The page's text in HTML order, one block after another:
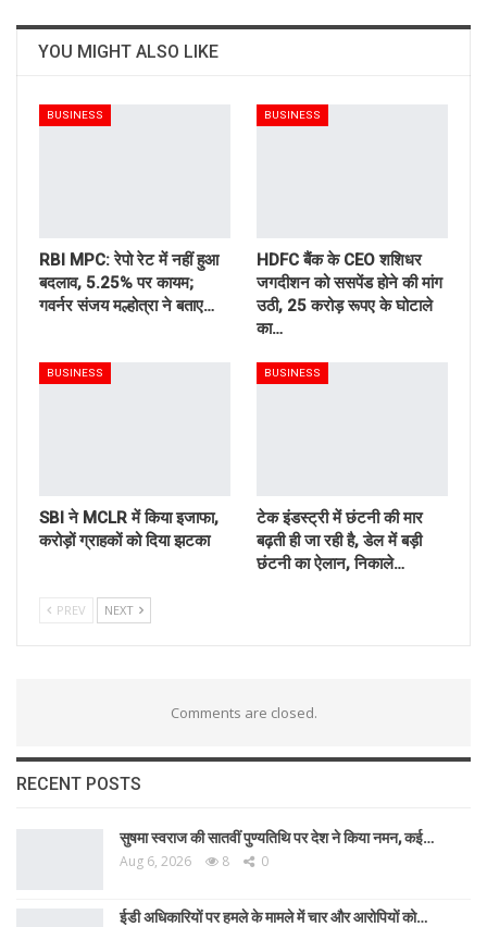
YOU MIGHT ALSO LIKE
BUSINESS
RBI MPC: रेपो रेट में नहीं हुआ
बदलाव, 5.25% पर कायम;
गवर्नर संजय मल्होत्रा ने बताए…
BUSINESS
HDFC बैंक के CEO शशिधर
जगदीशन को ससपेंड होने की मांग
उठी, 25 करोड़ रूपए के घोटाले
का…
BUSINESS
SBI ने MCLR में किया इजाफा,
करोड़ों ग्राहकों को दिया झटका
BUSINESS
टेक इंडस्ट्री में छंटनी की मार
बढ़ती ही जा रही है, डेल में बड़ी
छंटनी का ऐलान, निकाले…
PREV NEXT
Comments are closed.
RECENT POSTS
सुषमा स्वराज की सातवीं पुण्यतिथि पर देश ने किया नमन, कई…
Aug 6, 2026 8 0
ईडी अधिकारियों पर हमले के मामले में चार और आरोपियों को…